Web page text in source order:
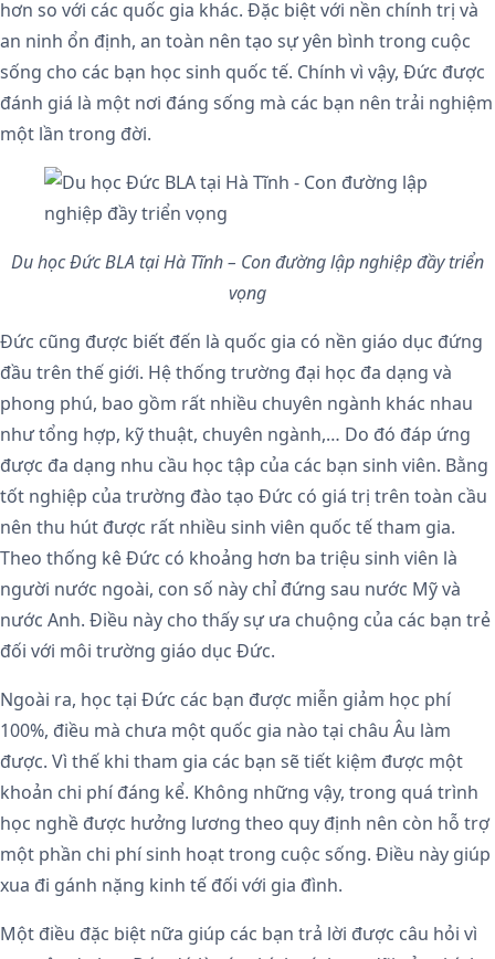
hơn so với các quốc gia khác. Đặc biệt với nền chính trị và
an ninh ổn định, an toàn nên tạo sự yên bình trong cuộc
sống cho các bạn học sinh quốc tế. Chính vì vậy, Đức được
đánh giá là một nơi đáng sống mà các bạn nên trải nghiệm
một lần trong đời.
Du học Đức BLA tại Hà Tĩnh – Con đường lập nghiệp đầy triển
vọng
Đức cũng được biết đến là quốc gia có nền giáo dục đứng
đầu trên thế giới. Hệ thống trường đại học đa dạng và
phong phú, bao gồm rất nhiều chuyên ngành khác nhau
như tổng hợp, kỹ thuật, chuyên ngành,… Do đó đáp ứng
được đa dạng nhu cầu học tập của các bạn sinh viên. Bằng
tốt nghiệp của trường đào tạo Đức có giá trị trên toàn cầu
nên thu hút được rất nhiều sinh viên quốc tế tham gia.
Theo thống kê Đức có khoảng hơn ba triệu sinh viên là
người nước ngoài, con số này chỉ đứng sau nước Mỹ và
nước Anh. Điều này cho thấy sự ưa chuộng của các bạn trẻ
đối với môi trường giáo dục Đức.
Ngoài ra, học tại Đức các bạn được miễn giảm học phí
100%, điều mà chưa một quốc gia nào tại châu Âu làm
được. Vì thế khi tham gia các bạn sẽ tiết kiệm được một
khoản chi phí đáng kể. Không những vậy, trong quá trình
học nghề được hưởng lương theo quy định nên còn hỗ trợ
một phần chi phí sinh hoạt trong cuộc sống. Điều này giúp
xua đi gánh nặng kinh tế đối với gia đình.
Một điều đặc biệt nữa giúp các bạn trả lời được câu hỏi vì